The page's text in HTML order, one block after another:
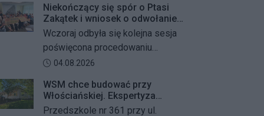
spotkania z powstańcami oraz
wspólne oddanie hołdu bohaterom
dróg dla rowerów na kilku ważnych
ulicach obu dzielnic. Wykonawcy
mają zostać wybrani w przetargu, a
wszystkie prace mają zakończyć
się jeszcze w tym roku.
Niekończący się spór o Ptasi
Zakątek i wniosek o odwołanie
przewodniczącego Rady
Dzielnicy
Wczoraj odbyła się kolejna sesja
poświęcona procedowaniu
obywatelskiego projektu uchwały
zaniechania budowy zespołu
przedszkolno-żłobkowego przy ul.
Data dodania artykułu:
04.08.2026
WSM chce budować przy
Włościańskiej. Ekspertyza
wykazała problemy z gruntem
Przedszkole nr 361 przy ul.